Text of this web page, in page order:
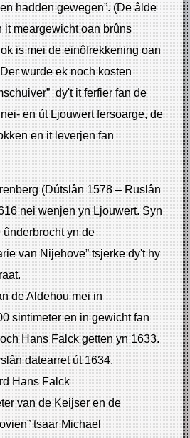
hadden gewegen”. (De âlde
it meargewicht oan brûns
is mei de einôfrekkening oan
wurde ek noch kosten
dy't it ferfier fan de
en út Ljouwert fersoarge, de
en it leverjen fan
(Dútslân 1578 – Ruslân
nei wenjen yn Ljouwert. Syn
yn de
van Nijehove” tsjerke dy't hy
de Aldehou mei in
sintimeter en in gewicht fan
Hans Falck getten yn 1633.
datearret út 1634.
Hans Falck
van de Keijser en de
tsaar Michael